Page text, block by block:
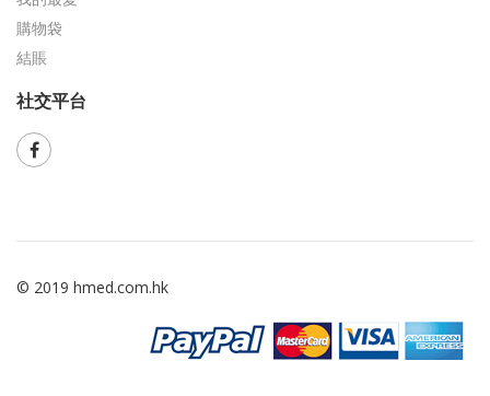
購物袋
結賬
社交平台
© 2019 hmed.com.hk